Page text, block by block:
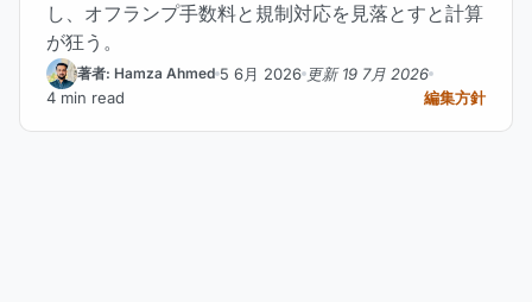
し、オフランプ手数料と規制対応を見落とすと計算
が狂う。
著者: Hamza Ahmed 5 6月 2026 更新 19 7月 2026
4 min read
編集方針